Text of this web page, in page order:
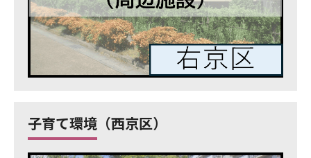
子育て環境（西京区）